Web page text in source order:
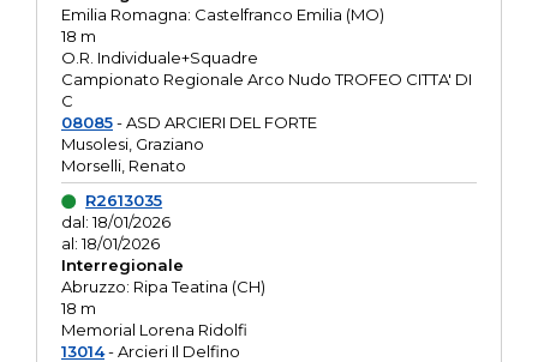
Emilia Romagna: Castelfranco Emilia (MO)
18 m
O.R. Individuale+Squadre
Campionato Regionale Arco Nudo TROFEO CITTA' DI
C
08085- ASD ARCIERI DEL FORTE
Musolesi, Graziano
Morselli, Renato
R2613035
dal: 18/01/2026
al: 18/01/2026
Interregionale
Abruzzo: Ripa Teatina (CH)
18 m
Memorial Lorena Ridolfi
13014- Arcieri Il Delfino